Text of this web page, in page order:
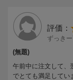
評価：
ずっき
(無題)
午前中に注文して、
でとても満足してい